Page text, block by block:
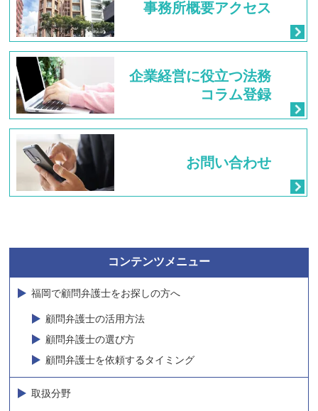
事務所概要アクセス
企業経営に役立つ法務
コラム登録
お問い合わせ
コンテンツメニュー
福岡で顧問弁護士をお探しの方へ
顧問弁護士の活用方法
顧問弁護士の選び方
顧問弁護士を依頼するタイミング
取扱分野